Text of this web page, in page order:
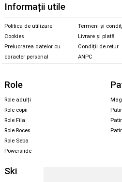
Informații utile
Politica de utilizare
Cookies
Prelucrarea datelor cu
caracter personal
Termeni și
Livrare și plată
Condiții de retur
ANPC
Role
Role adulți
Role copii
Role Fila
Role Roces
Role Seba
Powerslide
Ski